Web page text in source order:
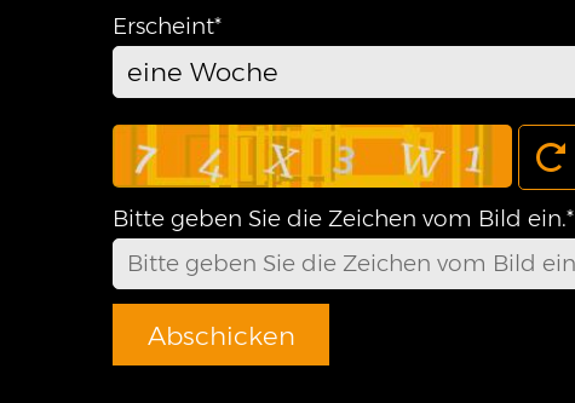
Erscheint*
eine Woche
Bitte geben Sie die Zeichen vom Bild ein.*
Abschicken